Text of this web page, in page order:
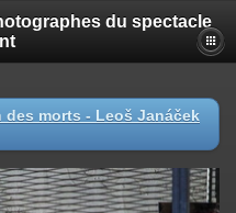
du spectacle
des morts - Leoš Janáček